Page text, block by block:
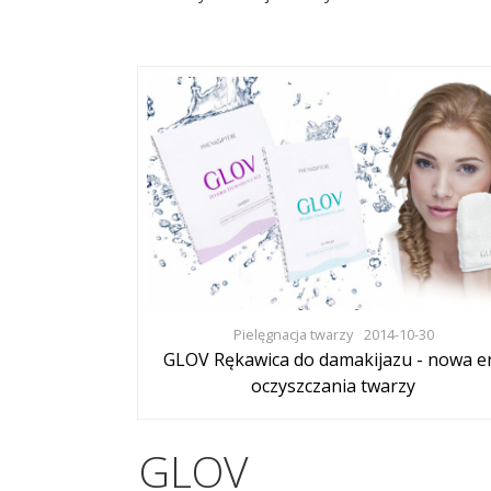
Pielęgnacja twarzy 2014-10-30
GLOV Rękawica do damakijazu - nowa
oczyszczania twarzy
GLOV